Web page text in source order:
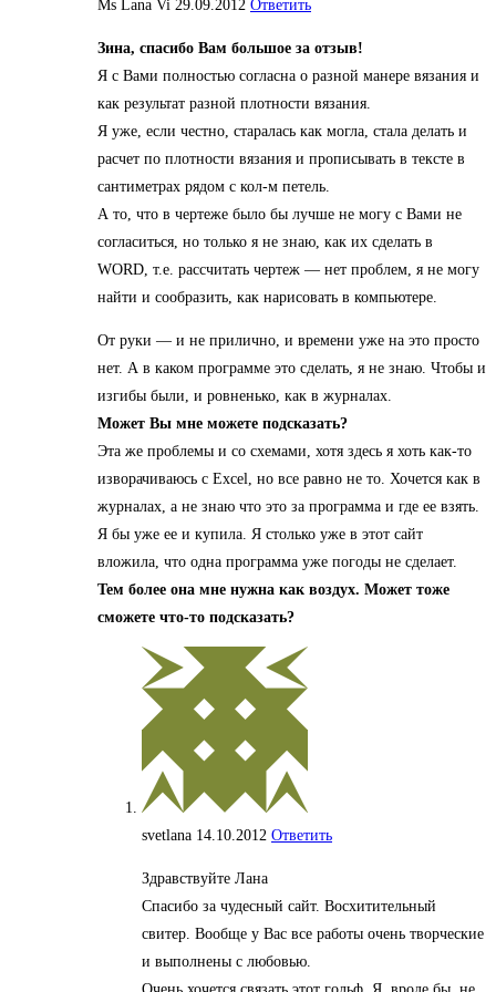
Ms Lana Vi 29.09.2012 Ответить
Зина, спасибо Вам большое за отзыв!
Я с Вами полностью согласна о разной манере вязания и
как результат разной плотности вязания.
Я уже, если честно, старалась как могла, стала делать и
расчет по плотности вязания и прописывать в тексте в
сантиметрах рядом с кол-м петель.
А то, что в чертеже было бы лучше не могу с Вами не
согласиться, но только я не знаю, как их сделать в
WORD, т.е. рассчитать чертеж — нет проблем, я не могу
найти и сообразить, как нарисовать в компьютере.
От руки — и не прилично, и времени уже на это просто
нет. А в каком программе это сделать, я не знаю. Чтобы и
изгибы были, и ровненько, как в журналах.
Может Вы мне можете подсказать?
Эта же проблемы и со схемами, хотя здесь я хоть как-то
изворачиваюсь с Excel, но все равно не то. Хочется как в
журналах, а не знаю что это за программа и где ее взять.
Я бы уже ее и купила. Я столько уже в этот сайт
вложила, что одна программа уже погоды не сделает.
Тем более она мне нужна как воздух. Может тоже
сможете что-то подсказать?
svetlana 14.10.2012 Ответить
Здравствуйте Лана
Спасибо за чудесный сайт. Восхитительный
свитер. Вообще у Вас все работы очень творческие
и выполнены с любовью.